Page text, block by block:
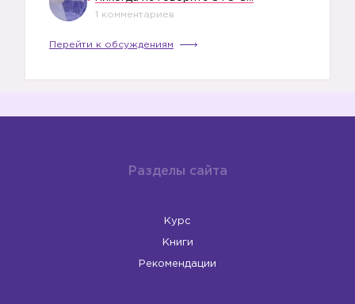
1 комментариев
Перейти к обсуждениям
Разделы сайта
Курс
Книги
Рекомендации